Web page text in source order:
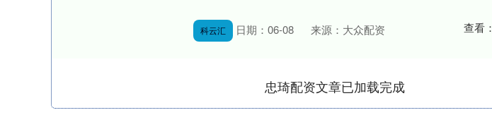
科云汇 日期：06-08 来源：大众配资 查看：
忠琦配资文章已加载完成